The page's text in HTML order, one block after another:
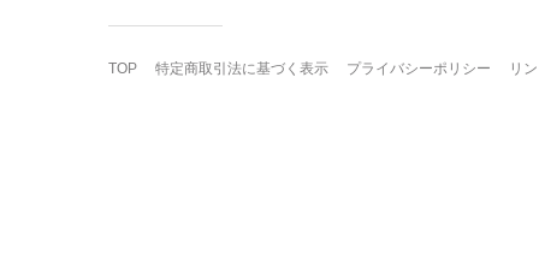
TOP 特定商取引法に基づく表示 プライバシーポリシー リ